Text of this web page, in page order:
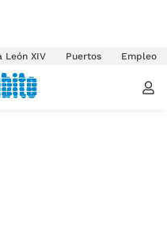
León XIV Puertos Empleo